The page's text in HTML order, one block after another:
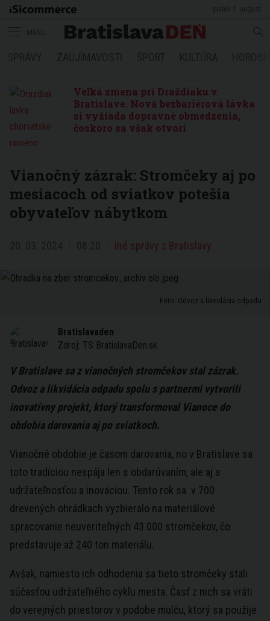
Veľká zmena pri Draždiaku v
Bratislave. Nová bezbariérová lávka
si vyžiada dopravné obmedzenia,
čoskoro sa však otvorí
Vianočný zázrak: Stromčeky aj po
mesiacoch od sviatkov potešia
obyvateľov nábytkom
Iné správy z Bratislavy
Foto: Odvoz a likvidácia odpadu
Bratislavaden
Zdroj: TS BratislavaDen.sk
V Bratislave sa z vianočných stromčekov stal zázrak.
Odvoz a likvidácia odpadu spolu s partnermi vytvorili
inovatívny projekt, ktorý transformoval Vianoce do
obdobia darovania aj po sviatkoch.
Vianočné obdobie je časom darovania, no v Bratislave sa
toto tradíciou nespája len s obdarúvaním, ale aj s
udržateľnosťou a inováciou. Tento rok sa v 700
drevených ohrádkach vyzbieralo na materiálové
spracovanie neuveriteľných 43 000 stromčekov, čo
predstavuje až 240 ton materiálu.
Avšak, namiesto ich odhodenia sa tieto stromčeky stali
súčasťou udržateľného cyklu mesta. Časť z nich sa vráti
do verejných priestorov v podobe mulču, ktorý sa použije